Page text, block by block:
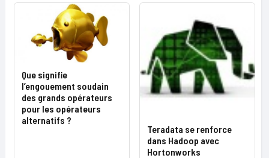
Que signifie
l’engouement soudain
des grands opérateurs
pour les opérateurs
alternatifs ?
Teradata se renforce
dans Hadoop avec
Hortonworks